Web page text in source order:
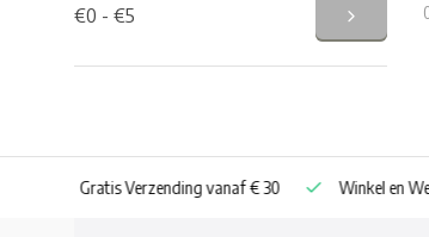
€0 - €5
Winkel en Webshop Grootste